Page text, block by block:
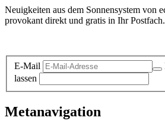
Neuigkeiten aus dem Sonnensystem von
provokant direkt und gratis in Ihr Postfach.
E-Mail
lassen
Metanavigation